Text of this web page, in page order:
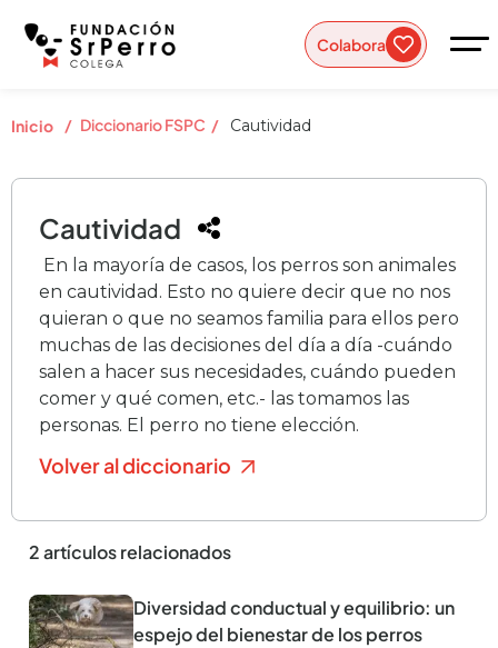
Colabora
Inicio / Diccionario FSPC / Cautividad
Cautividad
En la mayoría de casos, los perros son animales
en cautividad. Esto no quiere decir que no nos
quieran o que no seamos familia para ellos pero
muchas de las decisiones del día a día -cuándo
salen a hacer sus necesidades, cuándo pueden
comer y qué comen, etc.- las tomamos las
personas. El perro no tiene elección.
Volver al diccionario
2 artículos relacionados
Diversidad conductual y equilibrio: un
espejo del bienestar de los perros